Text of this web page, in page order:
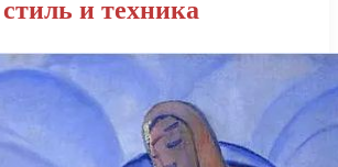
и техника